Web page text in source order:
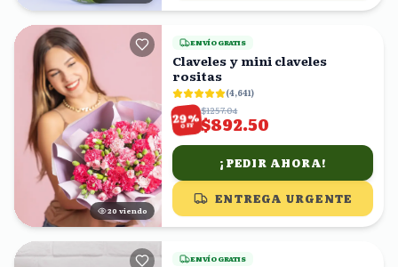
21 viendo
ENVÍO GRATIS
Claveles y mini claveles
rositas
(4,641)
29%
OFF
$1257.04
$892.50
¡PEDIR AHORA!
ENTREGA URGENTE
ENVÍO GRATIS